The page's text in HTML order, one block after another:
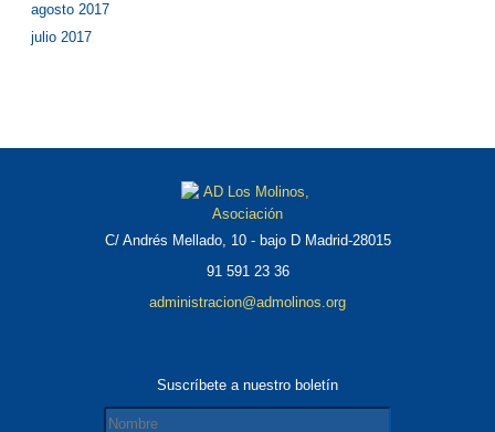
agosto 2017
julio 2017
C/ Andrés Mellado, 10 - bajo D Madrid-28015
91 591 23 36
administracion@admolinos.org
Suscríbete a nuestro boletín